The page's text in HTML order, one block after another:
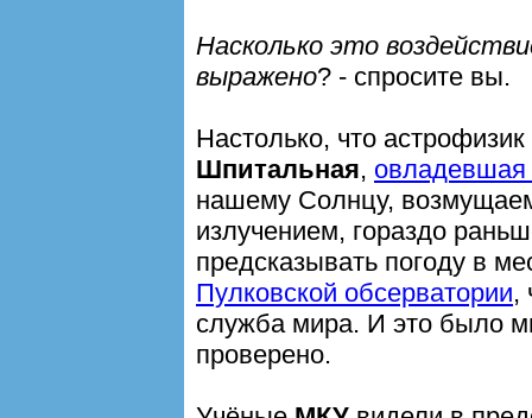
Насколько это
выражено? - спросите вы.
Настолько, что астрофизик
Шпитальная,
нашему Солнцу,
излучением, гораздо
предсказывать погоду в
Пулковской обсерватории,
служба мира. И это было
проверено.